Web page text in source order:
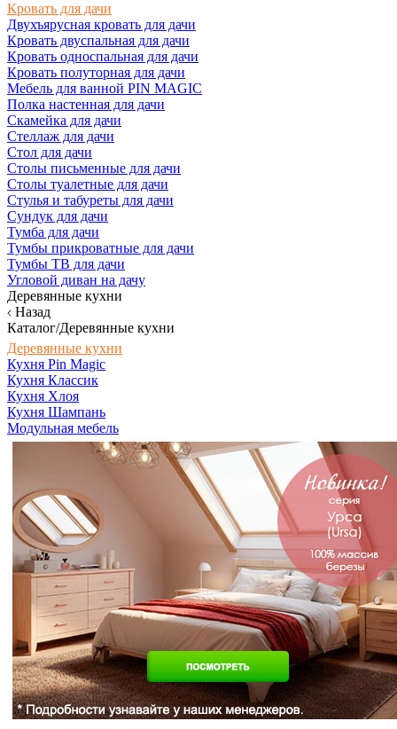
Кровать для дачи
Двухъярусная кровать для дачи
Кровать двуспальная для дачи
Кровать односпальная для дачи
Кровать полуторная для дачи
Мебель для ванной PIN MAGIC
Полка настенная для дачи
Скамейка для дачи
Стеллаж для дачи
Стол для дачи
Столы письменные для дачи
Столы туалетные для дачи
Стулья и табуреты для дачи
Сундук для дачи
Тумба для дачи
Тумбы прикроватные для дачи
Тумбы ТВ для дачи
Угловой диван на дачу
Деревянные кухни
Назад
Каталог/Деревянные кухни
Деревянные кухни
Кухня Pin Magic
Кухня Классик
Кухня Хлоя
Кухня Шампань
Модульная мебель